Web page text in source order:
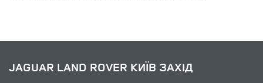
JAGUAR LAND ROVER КИЇВ ЗАХІД